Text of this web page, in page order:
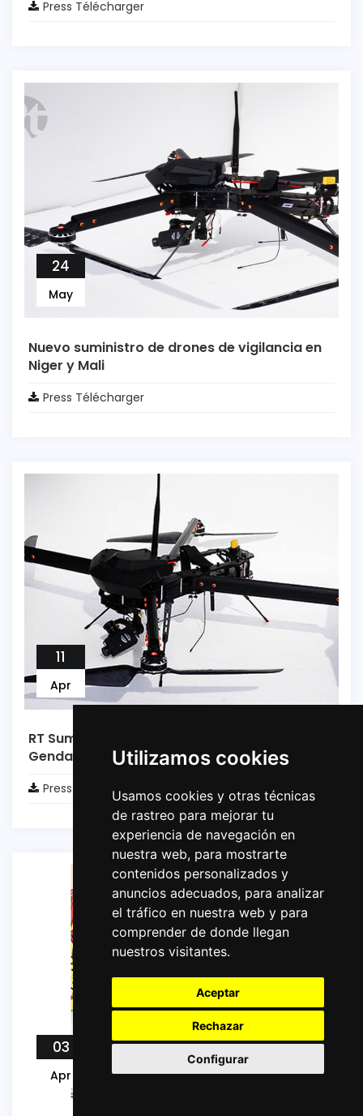
Utilizamos cookies
Usamos cookies y otras técnicas
de rastreo para mejorar tu
experiencia de navegación en
nuestra web, para mostrarte
contenidos personalizados y
anuncios adecuados, para analizar
el tráfico en nuestra web y para
comprender de donde llegan
nuestros visitantes.
Aceptar
Rechazar
Configurar
Press Télécharger
24
May
Nuevo suministro de drones de vigilancia en
Niger y Mali
Press Télécharger
11
Apr
RT Suministra drones de vigilancia a la
Gendarmerie de Mauritania
Press Télécharger
03
Apr